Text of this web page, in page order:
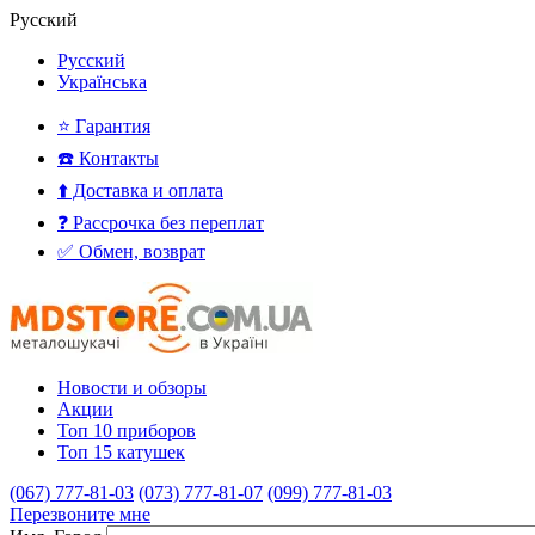
Русский
Русский
Українська
⭐ Гарантия
☎️ Контакты
⬆️ Доставка и оплата
❓ Рассрочка без переплат
✅ Обмен, возврат
Новости и обзоры
Акции
Топ 10 приборов
Топ 15 катушек
(067) 777-81-03 (073) 777-81-07 (099) 777-81-03
Перезвоните мне